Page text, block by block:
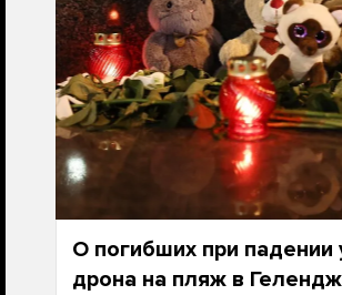
О погибших при падении
дрона на пляж в